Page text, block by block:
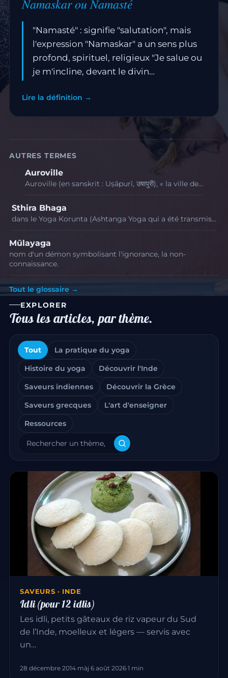
Namaskar ou Namasté
"Namasté" : signifie "salutation", mais
l'expression "Namaskar" a un sens plus
profond, spirituel, religieux "Je salue ou
je m'incline, devant le divin…
Lire la définition →
AUTRES TERMES
Auroville
Auroville (en sanskrit : Uṣāpurī, उषापुरी), « la ville de…
Sthira Bhaga
dans le Yoga Korunta (Ashtanga Yoga qui a été transmis…
Mūlayaga
nom d'un démon symbolisant l'ignorance, la non-
connaissance.
Tout le glossaire →
EXPLORER
Tous les articles, par thème.
Tout
La pratique du yoga
Histoire du yoga
Découvrir l'Inde
Saveurs indiennes
Découvrir la Grèce
Saveurs grecques
L'art d'enseigner
Ressources
SAVEURS · INDE
Idli (pour 12 idlis)
Les idli, petits gâteaux de riz vapeur du Sud
de l’Inde, moelleux et légers — servis avec
un…
28 décembre 2014·màj 6 août 2026·1 min